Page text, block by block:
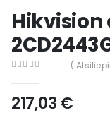
Hikvision
(
217,03€